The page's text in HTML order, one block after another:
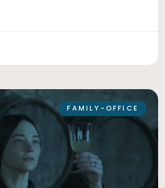
FAMILY-OFFICE